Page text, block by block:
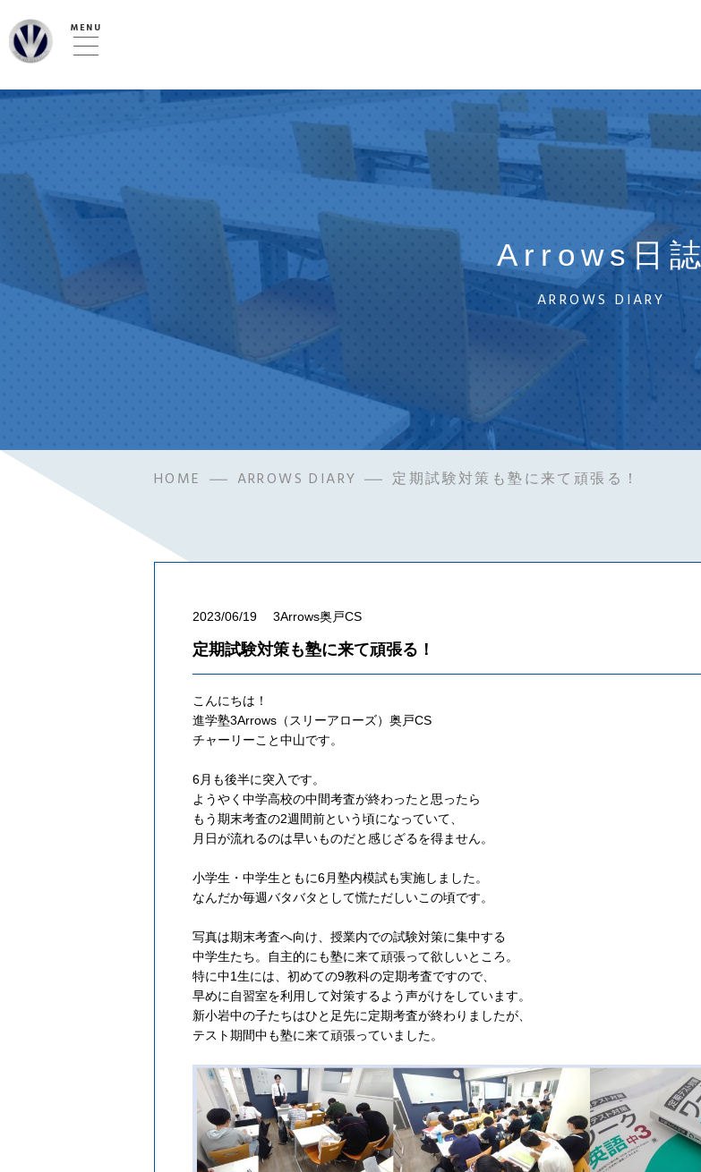
Arrows日誌
ARROWS DIARY
HOME ARROWS DIARY 定期試験対策も塾に来て頑張る！
2023/06/19 3Arrows奥戸CS
定期試験対策も塾に来て頑張る！
こんにちは！
進学塾3Arrows（スリーアローズ）奥戸CS
チャーリーこと中山です。
6月も後半に突入です。
ようやく中学高校の中間考査が終わったと思ったら
もう期末考査の2週間前という頃になっていて、
月日が流れるのは早いものだと感じざるを得ません。
小学生・中学生ともに6月塾内模試も実施しました。
なんだか毎週バタバタとして慌ただしいこの頃です。
写真は期末考査へ向け、授業内での試験対策に集中する
中学生たち。自主的にも塾に来て頑張って欲しいところ。
特に中1生には、初めての9教科の定期考査ですので、
早めに自習室を利用して対策するよう声がけをしています。
新小岩中の子たちはひと足先に定期考査が終わりましたが、
テスト期間中も塾に来て頑張っていました。